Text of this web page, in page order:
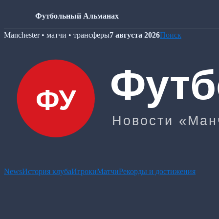
Футбольный Альманах
Skip
Manchester • матчи • трансферы7 августа 2026Поиск
NewsИстория клубаИгрокиМатчиРекорды и достижения